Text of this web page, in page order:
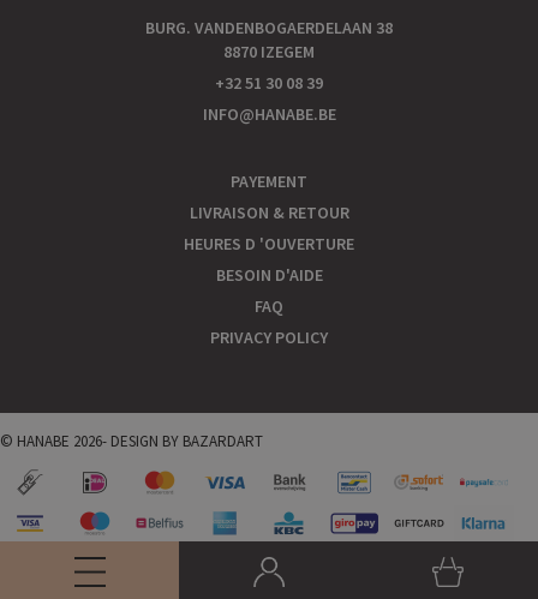
BURG. VANDENBOGAERDELAAN 38
8870 IZEGEM
+32 51 30 08 39
INFO@HANABE.BE
PAYEMENT
LIVRAISON & RETOUR
HEURES D 'OUVERTURE
BESOIN D'AIDE
FAQ
PRIVACY POLICY
© HANABE 2026- DESIGN BY BAZARDART